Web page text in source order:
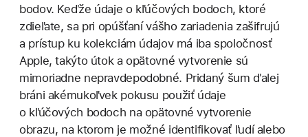
bodov. Keďže údaje o kľúčových bodoch, ktoré
zdieľate, sa pri opúšťaní vášho zariadenia zašifrujú
a prístup ku kolekciám údajov má iba spoločnosť
Apple, takýto útok a opätovné vytvorenie sú
mimoriadne nepravdepodobné. Pridaný šum ďalej
bráni akémukoľvek pokusu použiť údaje
o kľúčových bodoch na opätovné vytvorenie
obrazu, na ktorom je možné identifikovať ľudí alebo